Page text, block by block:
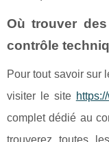
Où trouver
contrôle
Pour tout savoir sur
visiter le site
complet dédié au